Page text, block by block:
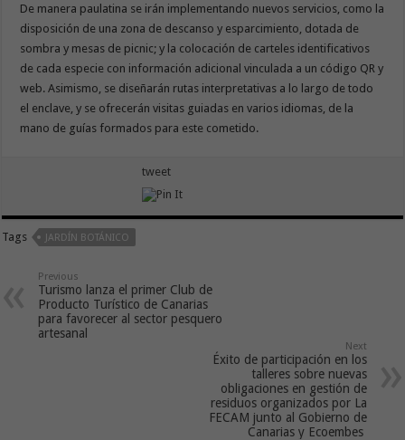
De manera paulatina se irán implementando nuevos servicios, como la
disposición de una zona de descanso y esparcimiento, dotada de
sombra y mesas de picnic; y la colocación de carteles identificativos
de cada especie con información adicional vinculada a un código QR y
web. Asimismo, se diseñarán rutas interpretativas a lo largo de todo
el enclave, y se ofrecerán visitas guiadas en varios idiomas, de la
mano de guías formados para este cometido.
tweet
Tags JARDÍN BOTÁNICO
Previous
Turismo lanza el primer Club de
Producto Turístico de Canarias
para favorecer al sector pesquero
artesanal
Next
Éxito de participación en los
talleres sobre nuevas
obligaciones en gestión de
residuos organizados por La
FECAM junto al Gobierno de
Canarias y Ecoembes